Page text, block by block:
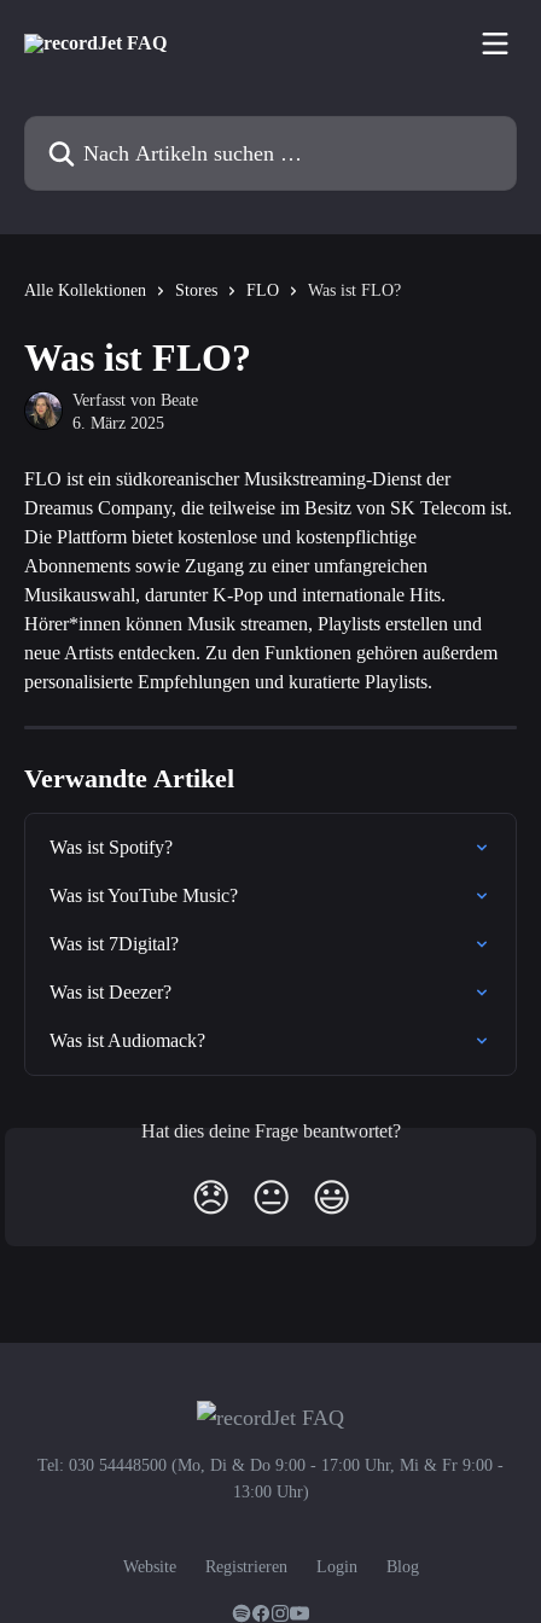
Nach Artikeln suchen …
Alle Kollektionen Stores FLO Was ist FLO?
Was ist FLO?
Verfasst von Beate
6. März 2025
FLO ist ein südkoreanischer Musikstreaming-Dienst der
Dreamus Company, die teilweise im Besitz von SK Telecom ist.
Die Plattform bietet kostenlose und kostenpflichtige
Abonnements sowie Zugang zu einer umfangreichen
Musikauswahl, darunter K-Pop und internationale Hits.
Hörer*innen können Musik streamen, Playlists erstellen und
neue Artists entdecken. Zu den Funktionen gehören außerdem
personalisierte Empfehlungen und kuratierte Playlists.
Verwandte Artikel
Was ist Spotify?
Was ist YouTube Music?
Was ist 7Digital?
Was ist Deezer?
Was ist Audiomack?
Hat dies deine Frage beantwortet?
😞 😐 😃
Tel: 030 54448500 (Mo, Di & Do 9:00 - 17:00 Uhr, Mi & Fr 9:00 -
13:00 Uhr)
Website Registrieren Login Blog